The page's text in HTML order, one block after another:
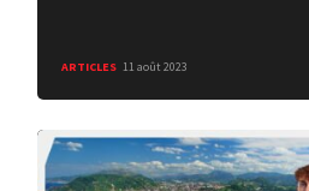
ARTICLES 11 août 2023